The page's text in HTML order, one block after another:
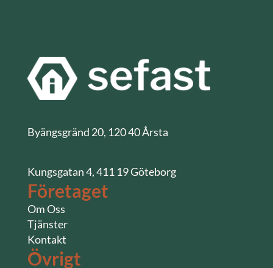
Byängsgränd 20, 120 40 Årsta
Kungsgatan 4, 411 19 Göteborg
Företaget
Om Oss
Tjänster
Kontakt
Övrigt